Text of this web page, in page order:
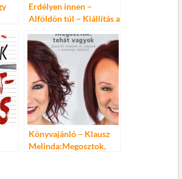
Erdélyen innen –
Alföldön túl – Kiállítás a
Könyvajánló – Klausz
Melinda:Megosztok,